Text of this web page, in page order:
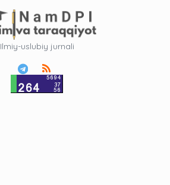
Ilmiy-uslubiy jurnali